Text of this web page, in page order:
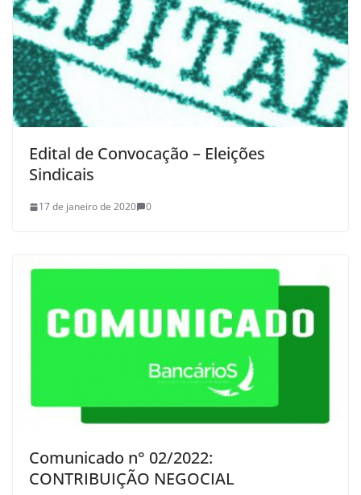
Edital de Convocação – Eleições
Sindicais
17 de janeiro de 2020 0
Comunicado n° 02/2022:
CONTRIBUIÇÃO NEGOCIAL